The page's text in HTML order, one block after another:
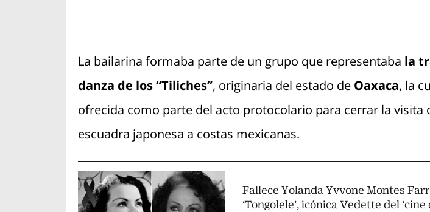
La bailarina formaba parte de un grupo que representaba la
danza de los “Tiliches”, originaria del estado de Oaxaca, la
ofrecida como parte del acto protocolario para cerrar la visita
escuadra japonesa a costas mexicanas.
Fallece Yolanda Yvvone Montes
‘Tongolele’, icónica Vedette del ‘cine